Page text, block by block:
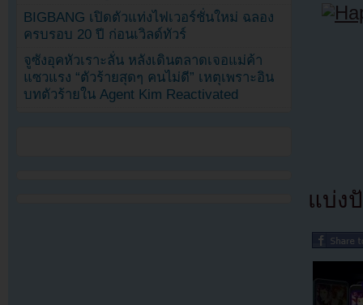
แบ่ง
BIGBANG เปิดตัวแท่งไฟเวอร์ชั่นใหม่ ฉลอง
ครบรอบ 20 ปี ก่อนเวิลด์ทัวร์
จูซังอุคหัวเราะลั่น หลังเดินตลาดเจอแม่ค้า
แซวแรง “ตัวร้ายสุดๆ คนไม่ดี” เหตุเพราะอิน
บทตัวร้ายใน Agent Kim Reactivated